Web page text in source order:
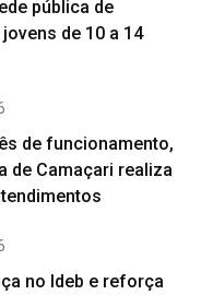
pública de
de 10 a 14
de funcionamento,
de Camaçari realiza
no Ideb e reforça